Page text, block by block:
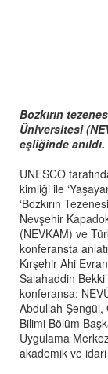
Bozkırın
Üniversitesi
eşliğinde anıldı.
UNESCO
kimliği ile
‘Bozkırın
Nevşehir
(NEVKAM) ve
konferansta
Kırşehir Ahi
Salahaddin
konferansa;
Abdullah
Bilimi Bölüm
Uygulama
akademik ve